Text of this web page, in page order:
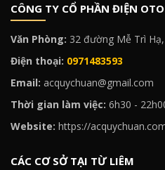
CÔNG TY CỔ PHẦN ĐIỆN
Văn Phòng: 32 đường Mễ Trì
Điện thoại: 0971483593
Email: acquychuan@gmail.com
Thời gian làm việc: 6h30 -
Website: https://
CÁC CƠ SỞ TẠI TỪ LIÊM